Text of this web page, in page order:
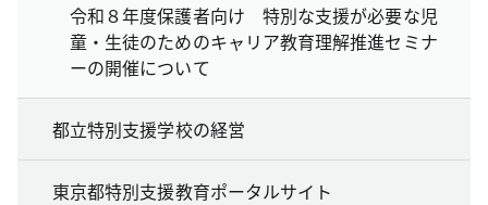
令和８年度保護者向け 特別な支援が必要な児
童・生徒のためのキャリア教育理解推進セミナ
ーの開催について
都立特別支援学校の経営
東京都特別支援教育ポータルサイト